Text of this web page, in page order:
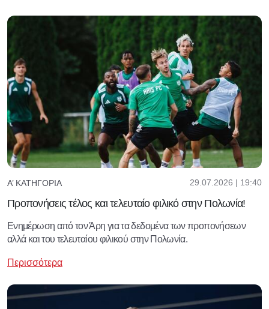
Α’ ΚΑΤΗΓΟΡΊΑ 29.07.2026 | 19:40
Προπονήσεις τέλος και τελευταίο φιλικό στην Πολωνία!
Ενημέρωση από τον Άρη για τα δεδομένα των προπονήσεων
αλλά και του τελευταίου φιλικού στην Πολωνία.
Περισσότερα